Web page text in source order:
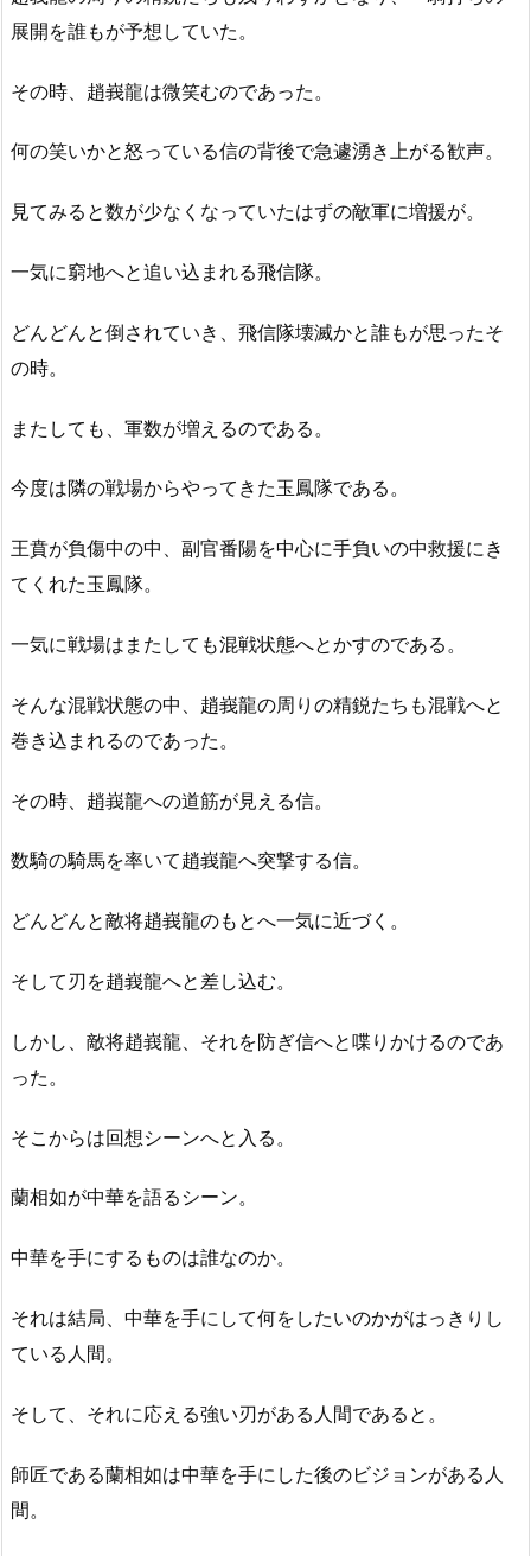
展開を誰もが予想していた。
その時、趙峩龍は微笑むのであった。
何の笑いかと怒っている信の背後で急遽湧き上がる歓声。
見てみると数が少なくなっていたはずの敵軍に増援が。
一気に窮地へと追い込まれる飛信隊。
どんどんと倒されていき、飛信隊壊滅かと誰もが思ったそ
の時。
またしても、軍数が増えるのである。
今度は隣の戦場からやってきた玉鳳隊である。
王賁が負傷中の中、副官番陽を中心に手負いの中救援にき
てくれた玉鳳隊。
一気に戦場はまたしても混戦状態へとかすのである。
そんな混戦状態の中、趙峩龍の周りの精鋭たちも混戦へと
巻き込まれるのであった。
その時、趙峩龍への道筋が見える信。
数騎の騎馬を率いて趙峩龍へ突撃する信。
どんどんと敵将趙峩龍のもとへ一気に近づく。
そして刃を趙峩龍へと差し込む。
しかし、敵将趙峩龍、それを防ぎ信へと喋りかけるのであ
った。
そこからは回想シーンへと入る。
蘭相如が中華を語るシーン。
中華を手にするものは誰なのか。
それは結局、中華を手にして何をしたいのかがはっきりし
ている人間。
そして、それに応える強い刃がある人間であると。
師匠である蘭相如は中華を手にした後のビジョンがある人
間。